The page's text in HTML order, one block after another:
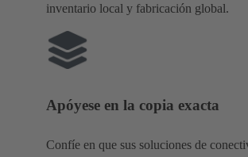
inventario local y fabricación global.
Apóyese en la copia exacta
Confíe en que sus soluciones de